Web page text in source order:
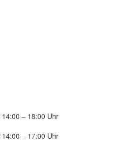
– 18:00 Uhr
– 17:00 Uhr